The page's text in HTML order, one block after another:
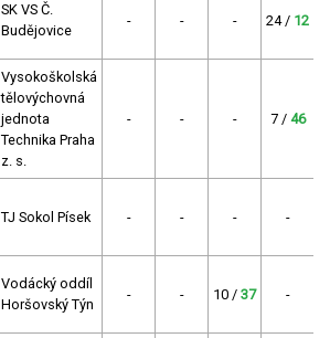
SK VS Č.
Budějovice
- - - 24 / 12
Vysokoškolská
tělovýchovná
jednota
Technika Praha
z. s.
- - - 7 / 46
TJ Sokol Písek - - - -
Vodácký oddíl
Horšovský Týn
- - 10 / 37 -